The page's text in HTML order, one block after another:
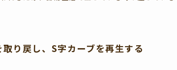
り戻し、S字カーブを再生する